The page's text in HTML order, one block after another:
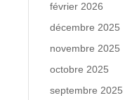
février 2026
décembre 2025
novembre 2025
octobre 2025
septembre 2025